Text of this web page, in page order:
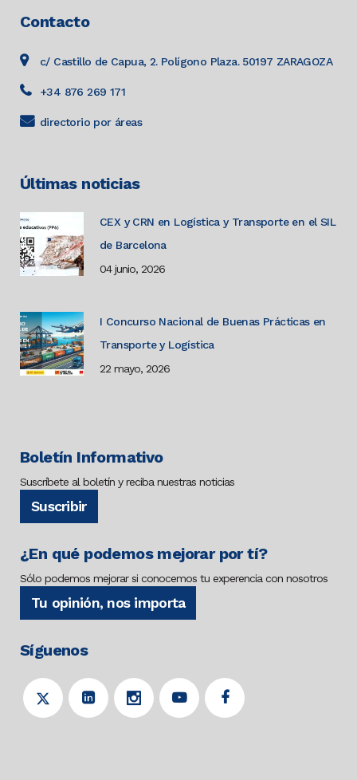
Contacto
c/ Castillo de Capua, 2. Polígono Plaza. 50197 ZARAGOZA
+34 876 269 171
directorio por áreas
Últimas noticias
CEX y CRN en Logística y Transporte en el SIL
de Barcelona
04 junio, 2026
I Concurso Nacional de Buenas Prácticas en
Transporte y Logística
22 mayo, 2026
Boletín Informativo
Suscríbete al boletín y reciba nuestras noticias
Suscribir
¿En qué podemos mejorar por tí?
Sólo podemos mejorar si conocemos tu experencia con nosotros
Tu opinión, nos importa
Síguenos